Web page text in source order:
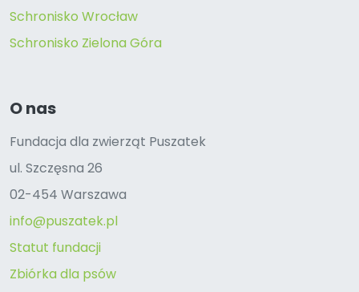
Schronisko Wrocław
Schronisko Zielona Góra
O nas
Fundacja dla zwierząt Puszatek
ul. Szczęsna 26
02-454 Warszawa
info@puszatek.pl
Statut fundacji
Zbiórka dla psów